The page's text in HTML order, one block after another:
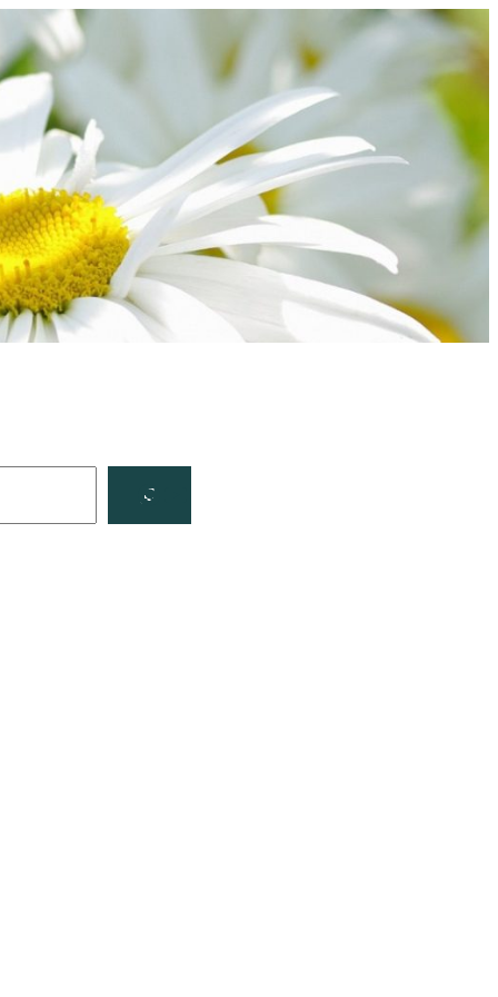
Facebook